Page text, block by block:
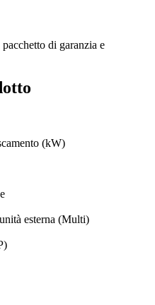
di garanzia e
(kW)
esterna (Multi)